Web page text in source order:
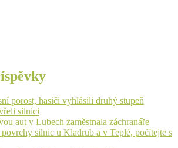
porost, hasiči vyhlásili druhý stupeň
silnici
aut v Lubech zaměstnala záchranáře
silnic u Kladrub a v Teplé, počítejte s